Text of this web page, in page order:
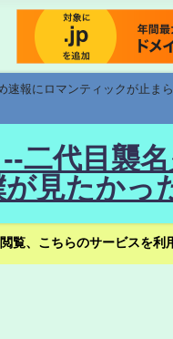
報にロマンティックが止
二代目襲
見たかっ
覧、こちらのサービスを